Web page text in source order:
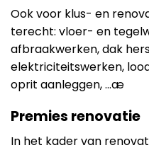
Ook voor klus- en
terecht: vloer- en
afbraakwerken, dak
elektriciteitswerken,
oprit aanleggen, …æ
Premies renovatie
In het kader van